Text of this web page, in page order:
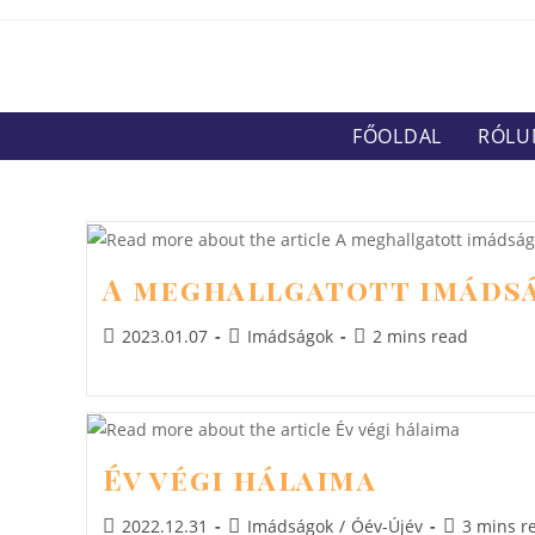
FŐOLDAL
A meghallgatott
Post2023.01.07
PostImádságok
Reading
2 mins read
Év végi hálaima
Post2022.12.31
PostImádságok / Óév-Újév
Reading
3 mins